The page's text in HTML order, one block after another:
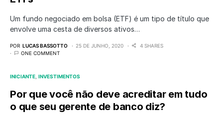
Um fundo negociado em bolsa (ETF) é um tipo de título que
envolve uma cesta de diversos ativos…
POR LUCAS BASSOTTO 25 DE JUNHO, 2020
4 SHARES
ONE COMMENT
INICIANTE INVESTIMENTOS
Por que você não deve acreditar em tudo
o que seu gerente de banco diz?